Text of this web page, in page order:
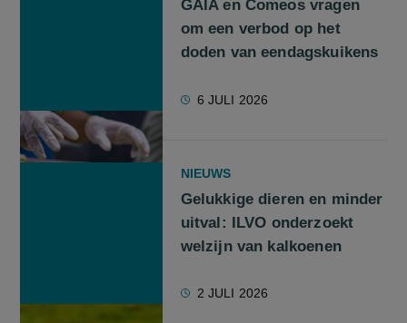
GAIA en Comeos vragen
om een verbod op het
doden van eendagskuikens
6 JULI 2026
NIEUWS
Gelukkige dieren en minder
uitval: ILVO onderzoekt
welzijn van kalkoenen
2 JULI 2026